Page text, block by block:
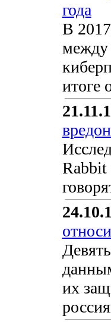
года
В
между
итоге
Rabbit
их